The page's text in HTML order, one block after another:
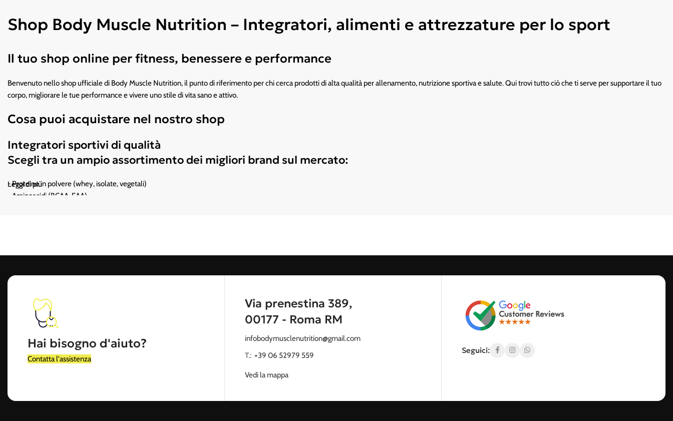
Shop Body Muscle Nutrition – Integratori, alimenti e attrezzature per lo sport
Il tuo shop online per fitness, benessere e performance
Benvenuto nello shop ufficiale di Body Muscle Nutrition, il punto di riferimento per chi cerca prodotti di alta qualità per allenamento, nutrizione sportiva e salute. Qui trovi tutto ciò che ti serve per supportare il tuo
corpo, migliorare le tue performance e vivere uno stile di vita sano e attivo.
Cosa puoi acquistare nel nostro shop
Integratori sportivi di qualità
Scegli tra un ampio assortimento dei migliori brand sul mercato:
- Proteine in polvere (whey, isolate, vegetali)
- Aminoacidi (BCAA, EAA)
Alimenti proteici e funzionali
Snack proteici, creme spalmabili, farine, biscotti e prodotti low-carb per non rinunciare al gusto, nemmeno a dieta.
Attrezzature e accessori per l’allenamento
Dalle panche alle fasce elastiche, dai manubri agli strumenti per il functional training: crea la tua home gym o rifornisci la tua palestra con attrezzature nuove e usate garantite.
Per chi è pensato il nostro shop
🔹 Personal trainer e preparatori atletici
Leggi di più
Hai bisogno d'aiuto?
Contatta l'assistenza
Via prenestina 389,
00177 - Roma RM
infobodymusclenutrition@gmail.com
T.:‭ +39 06 52979 559
Vedi la mappa
Seguici: